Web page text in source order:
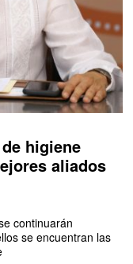
higiene
aliados
continuarán
se encuentran las